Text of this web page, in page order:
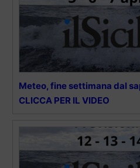
Meteo, fine settimana dal
CLICCA PER IL VIDEO